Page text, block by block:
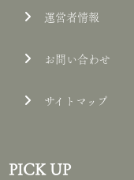
運営者情報
お問い合わせ
サイトマップ
PICK UP